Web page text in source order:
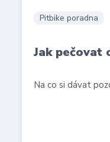
Pitbike poradna
Jak pečovat
Na co si dávat